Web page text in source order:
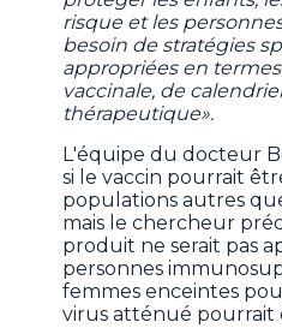
risque et les
besoin de stratégies
appropriées en
vaccinale, de
thérapeutique».
L'équipe du docteur
si le vaccin pourrait
populations autres
mais le chercheur
produit ne serait pas
personnes
femmes enceintes
virus atténué pourrait